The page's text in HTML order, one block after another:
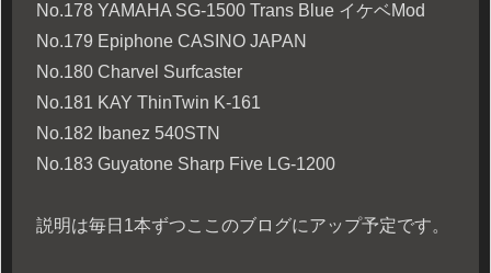
No.178 YAMAHA SG-1500 Trans Blue イケベMod
No.179 Epiphone CASINO JAPAN
No.180 Charvel Surfcaster
No.181 KAY ThinTwin K-161
No.182 Ibanez 540STN
No.183 Guyatone Sharp Five LG-1200
説明は毎日1本ずつここのブログにアップ予定です。